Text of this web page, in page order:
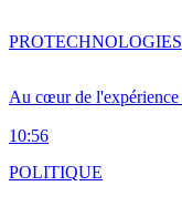
Au cœur de
10:56
PROTECHNOLOGIES
POLITIQUE